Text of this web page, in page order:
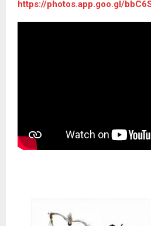
https://photos.app.goo.gl/